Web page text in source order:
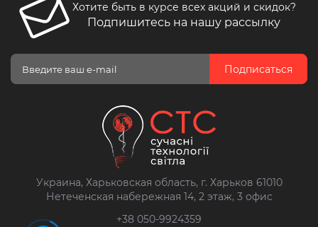
Хотите быть в курсе всех акций и скидок?
Подпишитесь на нашу рассылку
Подписаться
Украина, Харьковская область, г. Харьков 61010
Нетеченская набережная 14, 2 этаж, 3 офис
+38 050-9924359